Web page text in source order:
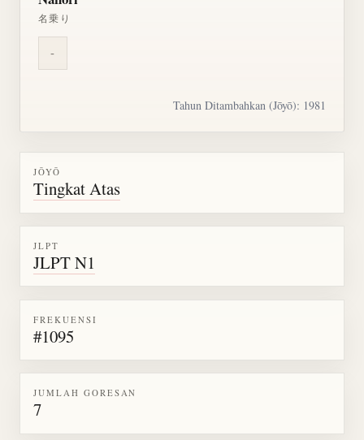
名乗り
-
Tahun Ditambahkan (Jōyō): 1981
JŌYŌ
Tingkat Atas
JLPT
JLPT N1
FREKUENSI
#1095
JUMLAH GORESAN
7